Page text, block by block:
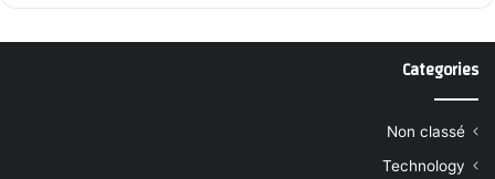
Categories
Non classé
Technology